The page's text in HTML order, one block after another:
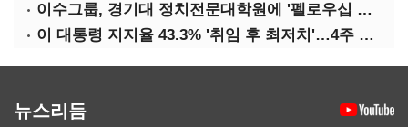
이수그룹, 경기대 정치전문대학원에 '펠로우십 기금' 3900만원 출연
이 대통령 지지율 43.3% '취임 후 최저치'…4주 연속 '하락'
뉴스리듬